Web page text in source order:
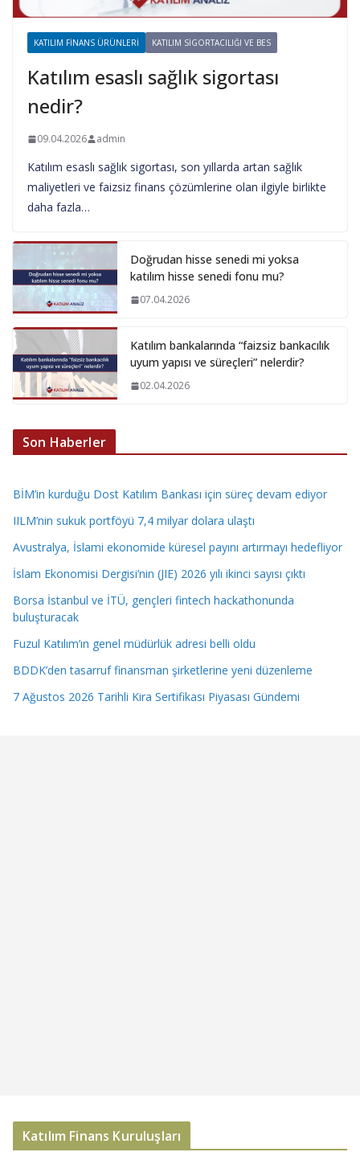
KATILIM FINANS ÜRÜNLERI KATILIM SIGORTACILIĞI VE BES
Katılım esaslı sağlık sigortası
nedir?
09.04.2026 admin
Katılım esaslı sağlık sigortası, son yıllarda artan sağlık
maliyetleri ve faizsiz finans çözümlerine olan ilgiyle birlikte
daha fazla…
Doğrudan hisse senedi mi yoksa
katılım hisse senedi fonu mu?
07.04.2026
Katılım bankalarında “faizsiz bankacılık
uyum yapısı ve süreçleri” nelerdir?
02.04.2026
Son Haberler
BİM’in kurduğu Dost Katılım Bankası için süreç devam ediyor
IILM’nin sukuk portföyü 7,4 milyar dolara ulaştı
Avustralya, İslami ekonomide küresel payını artırmayı hedefliyor
İslam Ekonomisi Dergisi’nin (JIE) 2026 yılı ikinci sayısı çıktı
Borsa İstanbul ve İTÜ, gençleri fintech hackathonunda
buluşturacak
Fuzul Katılım’ın genel müdürlük adresi belli oldu
BDDK’den tasarruf finansman şirketlerine yeni düzenleme
7 Ağustos 2026 Tarihli Kira Sertifikası Piyasası Gündemi
Katılım Finans Kuruluşları